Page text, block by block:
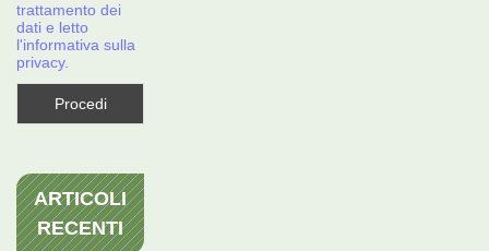
trattamento dei
dati e letto
l'informativa sulla
privacy.
ARTICOLI
RECENTI